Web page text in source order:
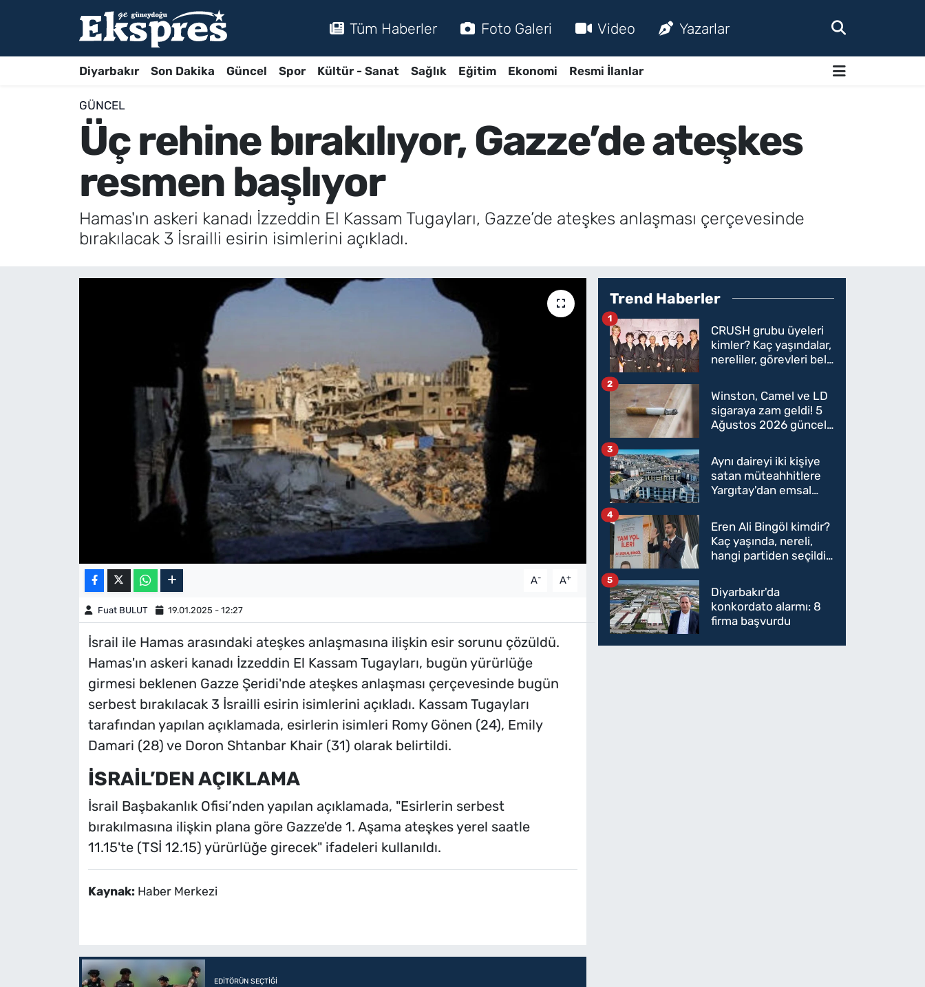
Tüm Haberler Foto Galeri Video Yazarlar
Diyarbakır Son Dakika Güncel Spor Kültür - Sanat Sağlık Eğitim Ekonomi Resmi İlanlar
GÜNCEL
Üç rehine bırakılıyor, Gazze’de ateşkes
resmen başlıyor
Hamas'ın askeri kanadı İzzeddin El Kassam Tugayları, Gazze’de ateşkes anlaşması çerçevesinde
bırakılacak 3 İsrailli esirin isimlerini açıkladı.
A- A+
Fuat BULUT 19.01.2025 - 12:27
İsrail ile Hamas arasındaki ateşkes anlaşmasına ilişkin esir sorunu çözüldü.
Hamas'ın askeri kanadı İzzeddin El Kassam Tugayları, bugün yürürlüğe
girmesi beklenen Gazze Şeridi'nde ateşkes anlaşması çerçevesinde bugün
serbest bırakılacak 3 İsrailli esirin isimlerini açıkladı. Kassam Tugayları
tarafından yapılan açıklamada, esirlerin isimleri Romy Gönen (24), Emily
Damari (28) ve Doron Shtanbar Khair (31) olarak belirtildi.
İSRAİL’DEN AÇIKLAMA
İsrail Başbakanlık Ofisi’nden yapılan açıklamada, "Esirlerin serbest
bırakılmasına ilişkin plana göre Gazze'de 1. Aşama ateşkes yerel saatle
11.15'te (TSİ 12.15) yürürlüğe girecek" ifadeleri kullanıldı.
Kaynak: Haber Merkezi
EDITÖRÜN SEÇTIĞI
Trend Haberler
CRUSH grubu üyeleri
kimler? Kaç yaşındalar,
nereliler, görevleri belli
1
Winston, Camel ve LD
sigaraya zam geldi! 5
Ağustos 2026 güncel
oldu
2
Aynı daireyi iki kişiye
satan müteahhitlere
Yargıtay'dan emsal
3
Eren Ali Bingöl kimdir?
Kaç yaşında, nereli,
hangi partiden seçildi?
Parti'ye mi geçecek?
4
Diyarbakır'da
konkordato alarmı: 8
firma başvurdu
5